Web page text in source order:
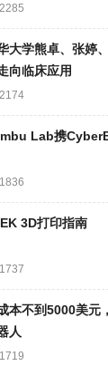
2285
大学熊卓、张婷
向临床应用
2174
Lab携
1836
3D打印指南
1737
本不到5000美元
人
1719